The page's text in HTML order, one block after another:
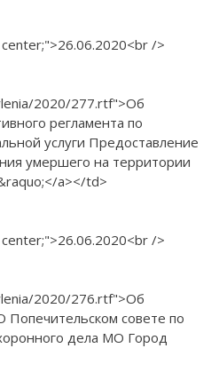
/>
2020/277.rtf">Об
регламента по
услуги Предоставление
умершего на территории
a></td>
/>
2020/276.rtf">Об
совете по
дела МО Город